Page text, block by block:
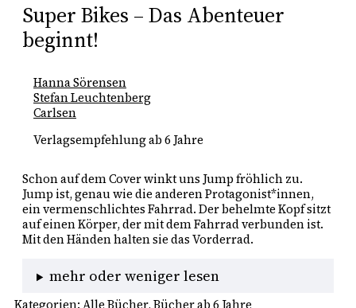
Super Bikes – Das Abenteuer
beginnt!
Hanna Sörensen
Stefan Leuchtenberg
Carlsen
Verlagsempfehlung ab 6 Jahre
Schon auf dem Cover winkt uns Jump fröhlich zu.
Jump ist, genau wie die anderen Protagonist*innen,
ein vermenschlichtes Fahrrad. Der behelmte Kopf sitzt
auf einen Körper, der mit dem Fahrrad verbunden ist.
Mit den Händen halten sie das Vorderrad.
mehr oder weniger lesen